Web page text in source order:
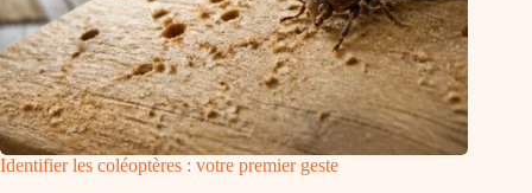
Identifier les coléoptères : votre premier geste